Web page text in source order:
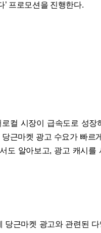
’ 프로모션을 진행한다.
컬 시장이 급속도로 성장
근마켓 광고 수요가 빠르
도 알아보고, 광고 캐시를
당근마켓 광고와 관련된